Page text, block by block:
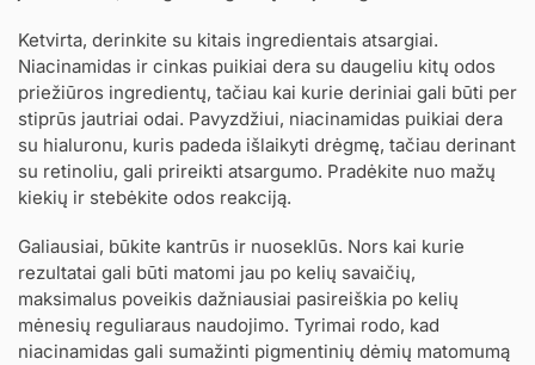
Ketvirta, derinkite su kitais ingredientais atsargiai.
Niacinamidas ir cinkas puikiai dera su daugeliu kitų odos
priežiūros ingredientų, tačiau kai kurie deriniai gali būti per
stiprūs jautriai odai. Pavyzdžiui, niacinamidas puikiai dera
su hialuronu, kuris padeda išlaikyti drėgmę, tačiau derinant
su retinoliu, gali prireikti atsargumo. Pradėkite nuo mažų
kiekių ir stebėkite odos reakciją.
Galiausiai, būkite kantrūs ir nuoseklūs. Nors kai kurie
rezultatai gali būti matomi jau po kelių savaičių,
maksimalus poveikis dažniausiai pasireiškia po kelių
mėnesių reguliaraus naudojimo. Tyrimai rodo, kad
niacinamidas gali sumažinti pigmentinių dėmių matomumą